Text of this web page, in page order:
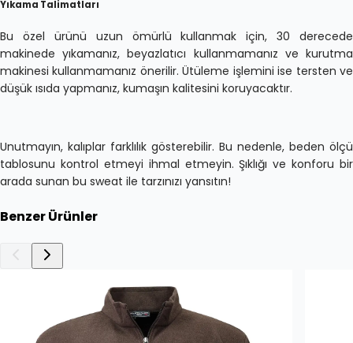
Yıkama Talimatları
Bu özel ürünü uzun ömürlü kullanmak için, 30 derecede
makinede yıkamanız, beyazlatıcı kullanmamanız ve kurutma
makinesi kullanmamanız önerilir. Ütüleme işlemini ise tersten ve
düşük ısıda yapmanız, kumaşın kalitesini koruyacaktır.
Unutmayın, kalıplar farklılık gösterebilir. Bu nedenle, beden ölçü
tablosunu kontrol etmeyi ihmal etmeyin. Şıklığı ve konforu bir
arada sunan bu sweat ile tarzınızı yansıtın!
Benzer Ürünler